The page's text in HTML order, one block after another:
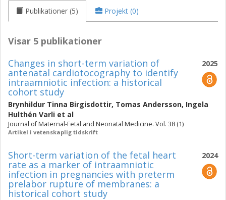
Publikationer (5) Projekt (0)
Visar 5 publikationer
2025
Changes in short-term variation of
antenatal cardiotocography to identify
intraamniotic infection: a historical
cohort study
Brynhildur Tinna Birgisdottir, Tomas Andersson, Ingela
Hulthén Varli et al
Journal of Maternal-Fetal and Neonatal Medicine. Vol. 38 (1)
Artikel i vetenskaplig tidskrift
2024
Short-term variation of the fetal heart
rate as a marker of intraamniotic
infection in pregnancies with preterm
prelabor rupture of membranes: a
historical cohort study